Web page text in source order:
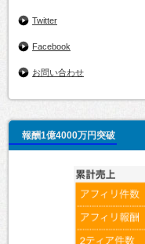
Twitter
Facebook
お問い合わせ
報酬1億4000万円突破